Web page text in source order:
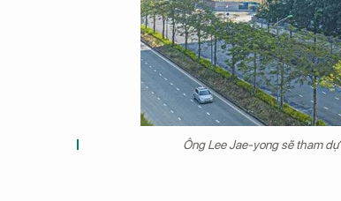
Ông Lee Jae-yong sẽ tham